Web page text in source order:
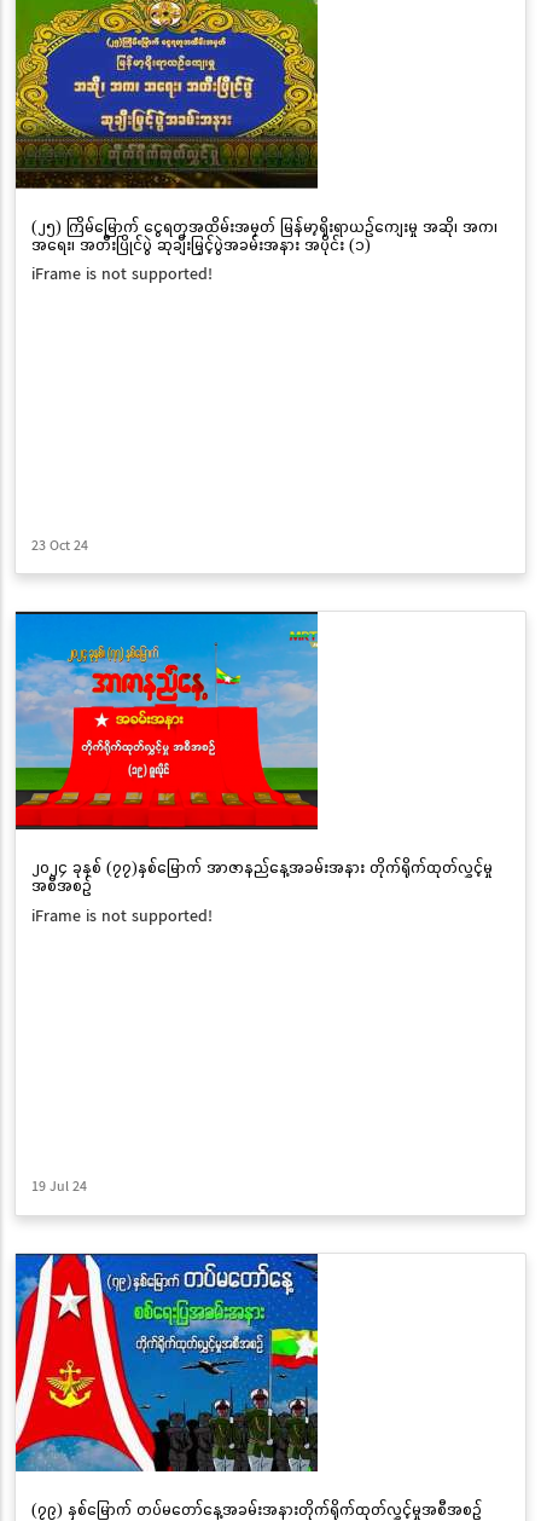
(၂၅) ကြိမ်မြောက် ငွေရတုအထိမ်းအမှတ် မြန်မာ့ရိုးရာယဉ်ကျေးမှု အဆို၊ အက၊
အရေး၊ အတီးပြိုင်ပွဲ ဆုချီးမြှင့်ပွဲအခမ်းအနား အပိုင်း (၁)
iFrame is not supported!
23 Oct 24
၂၀၂၄ ခုနှစ် (၇၇)နှစ်မြောက် အာဇာနည်နေ့အခမ်းအနား တိုက်ရိုက်ထုတ်လွှင့်မှု
အစီအစဉ်
iFrame is not supported!
19 Jul 24
(၇၉) နှစ်မြောက် တပ်မတော်နေ့အခမ်းအနားတိုက်ရိုက်ထုတ်လွှင့်မှုအစီအစဉ်